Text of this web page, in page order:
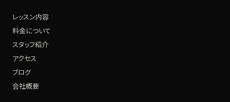
レッスン内容
料金について
スタッフ紹介
アクセス
ブログ
会社概要